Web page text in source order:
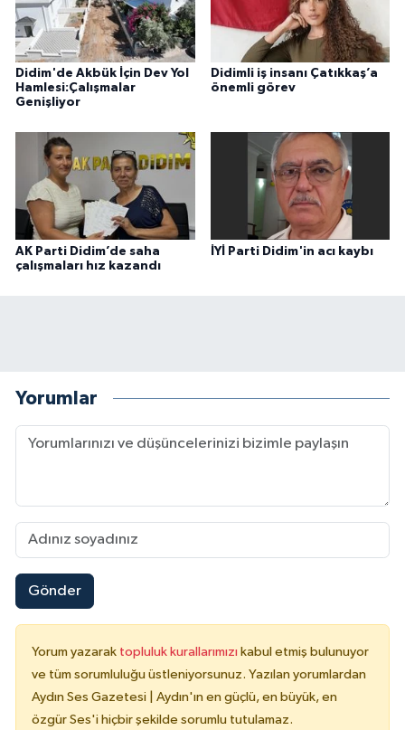
Didim'de Akbük İçin Dev Yol
Hamlesi:Çalışmalar
Genişliyor
Didimli iş insanı Çatıkkaş’a
önemli görev
AK Parti Didim’de saha
çalışmaları hız kazandı
İYİ Parti Didim'in acı kaybı
Yorumlar
Gönder
Yorum yazarak topluluk kurallarımızı kabul etmiş bulunuyor
ve tüm sorumluluğu üstleniyorsunuz. Yazılan yorumlardan
Aydın Ses Gazetesi | Aydın'ın en güçlü, en büyük, en
özgür Ses'i hiçbir şekilde sorumlu tutulamaz.